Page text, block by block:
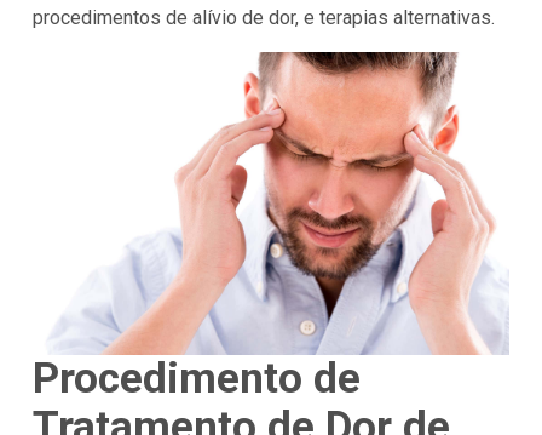
procedimentos de alívio de dor, e terapias alternativas.
Procedimento de